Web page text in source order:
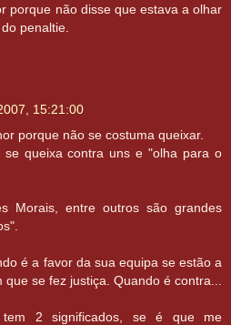
porque não disse que estava a olhar
penaltie.
15:21:00
porque não se costuma queixar.
queixa contra uns e "olha para o
Morais, entre outros são grandes
é a favor da sua equipa se estão a
se fez justiça. Quando é contra...
2 significados, se é que me